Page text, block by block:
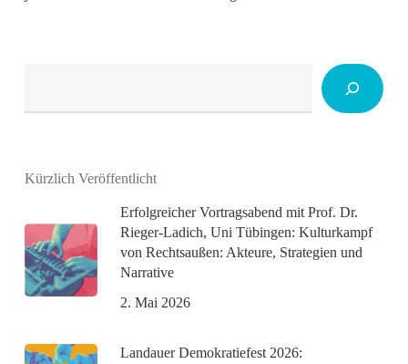
Kürzlich Veröffentlicht
Erfolgreicher Vortragsabend mit Prof. Dr.
Rieger-Ladich, Uni Tübingen: Kulturkampf
von Rechtsaußen: Akteure, Strategien und
Narrative
2. Mai 2026
Landauer Demokratiefest 2026: